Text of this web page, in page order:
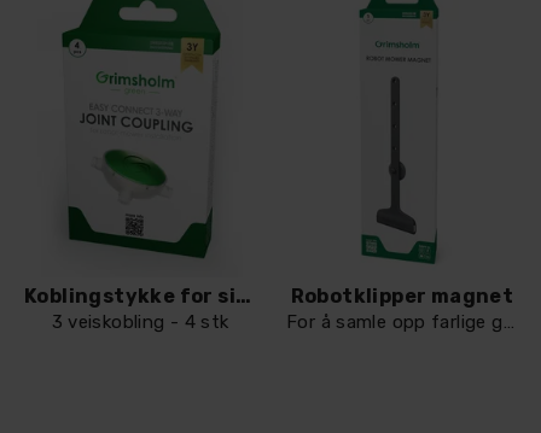
Koblingstykke for signalkabel
3 veiskobling - 4 stk
Robotklipper magnet
For å samle opp farlige gjenstander